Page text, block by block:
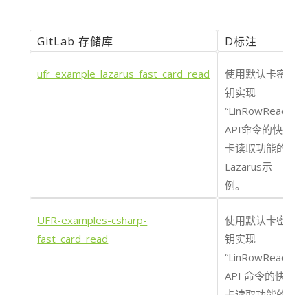
GitLab 存储库 D标注
ufr_example_lazarus_fast_card_read
使用默认卡密
钥实现
“LinRowRead_”
API命令的快速
卡读取功能的
Lazarus示
例。
UFR-examples-csharp-
fast_card_read
使用默认卡密
钥实现
“LinRowRead_”
API 命令的快速